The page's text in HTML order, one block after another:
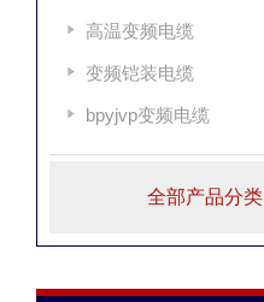
高温变频电缆
变频铠装电缆
bpyjvp变频电缆
全部产品分类